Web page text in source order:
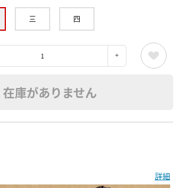
三 四
在庫がありません
詳細